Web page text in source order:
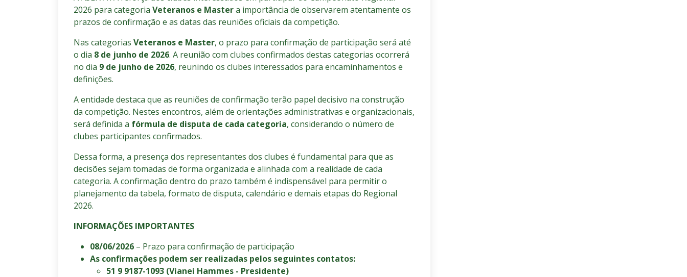
2026 para categoria Veteranos e Mastera importância de observarem atentamente os
prazos de confirmação e as datas das reuniões oficiais da competição.
Nas categorias Veteranos e Master, o prazo para confirmação de participação será até
o dia 8 de junho de 2026. A reunião com clubes confirmados destas categorias ocorrerá
no dia 9 de junho de 2026, reunindo os clubes interessados para encaminhamentos e
definições.
A entidade destaca que as reuniões de confirmação terão papel decisivo na construção
da competição. Nestes encontros, além de orientações administrativas e organizacionais,
será definida a fórmula de disputa de cada categoria, considerando o número de
clubes participantes confirmados.
Dessa forma, a presença dos representantes dos clubes é fundamental para que as
decisões sejam tomadas de forma organizada e alinhada com a realidade de cada
categoria. A confirmação dentro do prazo também é indispensável para permitir o
planejamento da tabela, formato de disputa, calendário e demais etapas do Regional
2026.
INFORMAÇÕES IMPORTANTES
08/06/2026 – Prazo para confirmação de participação
As confirmações podem ser realizadas pelos seguintes contatos:
51 9 9187-1093 (Vianei Hammes - Presidente)